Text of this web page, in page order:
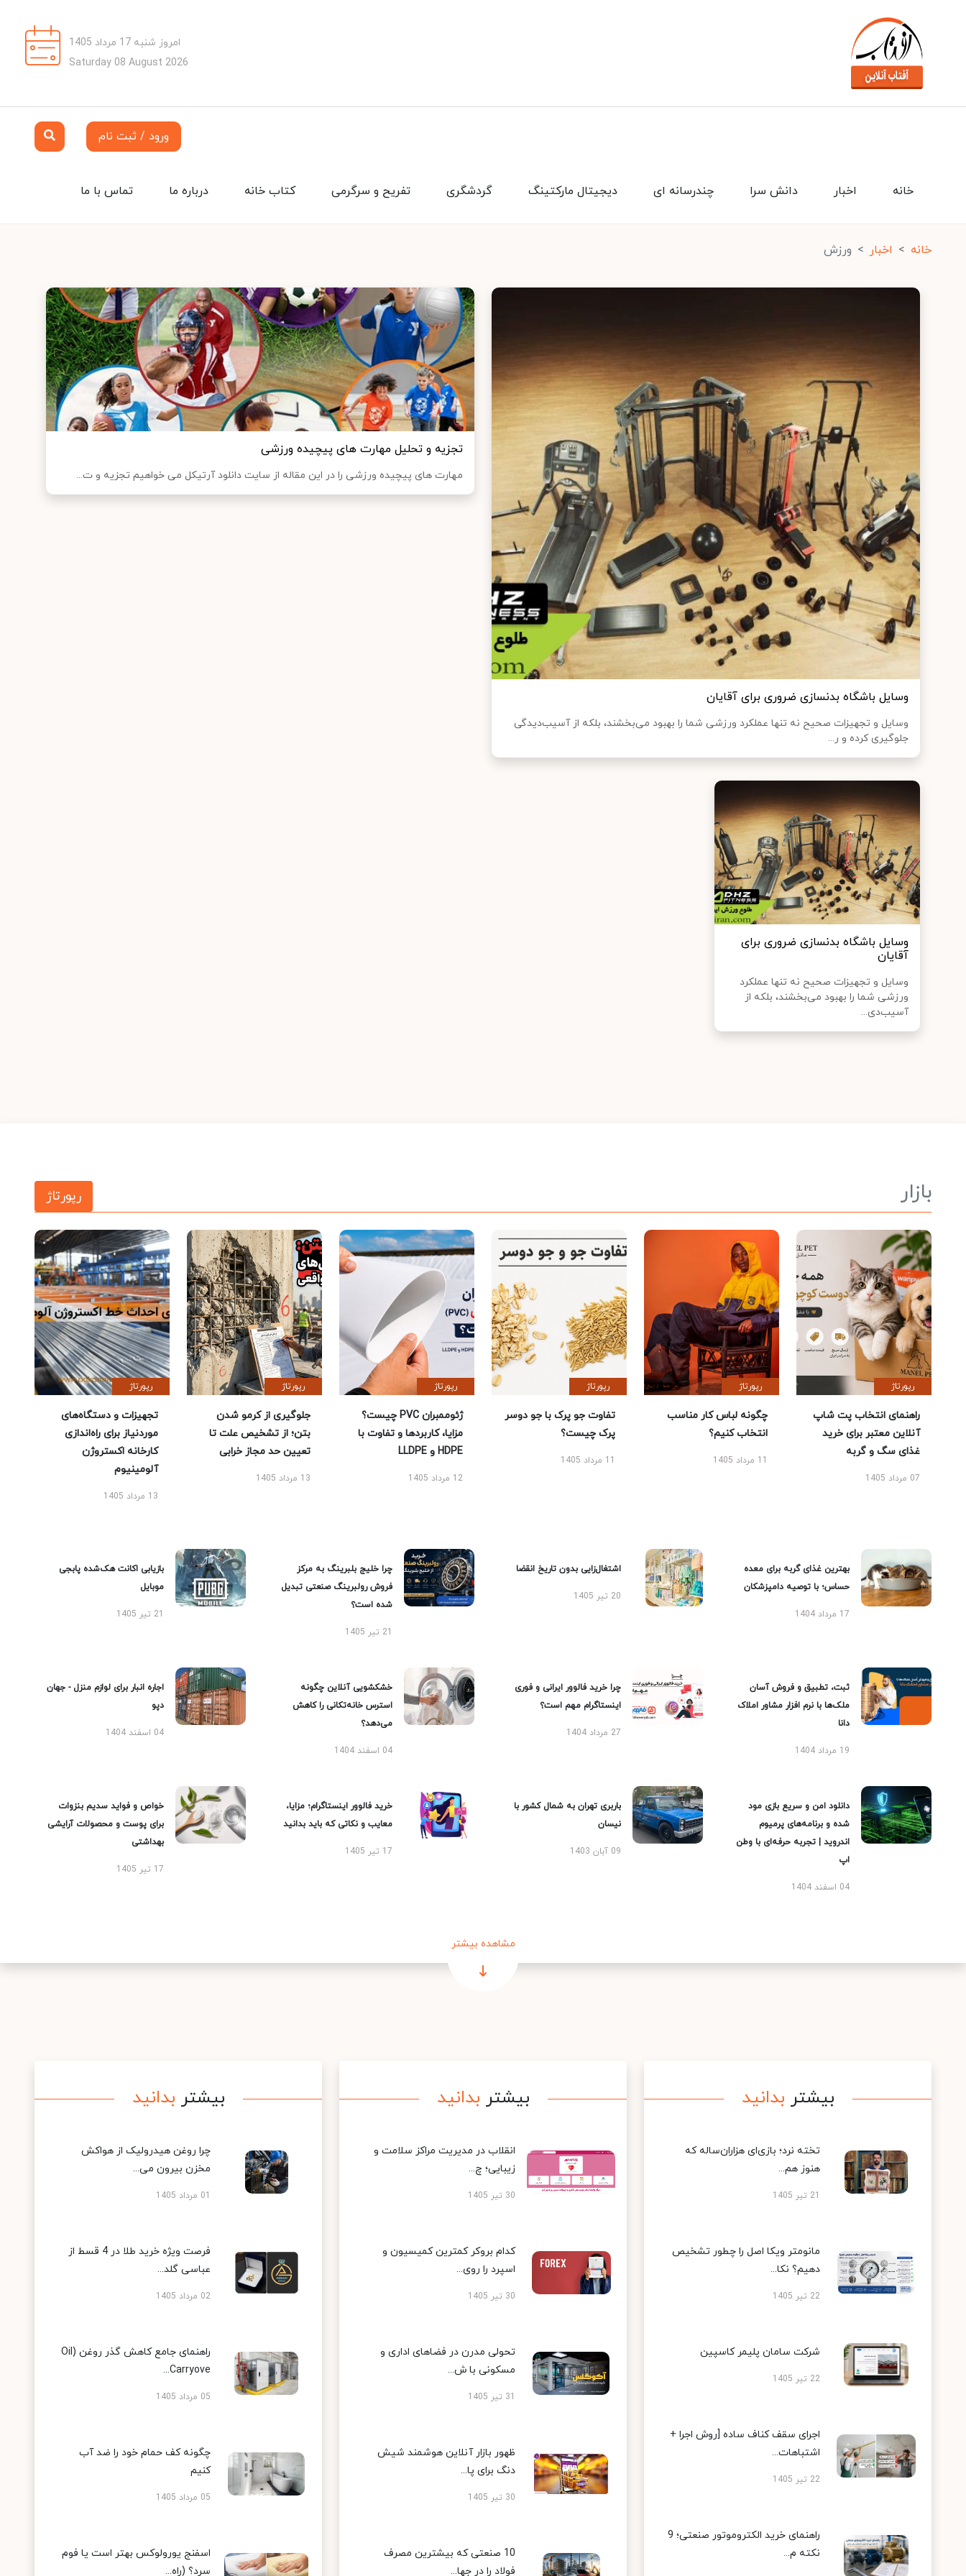
امروز شنبه 17 مرداد 1405
Saturday 08 August 2026
ورود / ثبت نام
تماس با ما درباره ما کتاب خانه تفریح و سرگرمی گردشگری دیجیتال مارکتینگ چندرسانه ای دانش سرا اخبار خانه
خانه اخبار ورزش
وسایل باشگاه بدنسازی ضروری برای آقایان
وسایل و تجهیزات صحیح نه تنها عملکرد ورزشی شما را بهبود می‌بخشند، بلکه از آسیب‌دیدگی
جلوگیری کرده و ر...
تجزیه و تحلیل مهارت های پیچیده ورزشی
مهارت های پیچیده ورزشی را در این مقاله از سایت دانلود آرتیکل می خواهیم تجزیه و ت...
وسایل باشگاه بدنسازی ضروری برای
آقایان
وسایل و تجهیزات صحیح نه تنها عملکرد
ورزشی شما را بهبود می‌بخشند، بلکه از
آسیب‌دی...
بازار رپورتاژ
رپورتاژ
راهنمای انتخاب پت شاپ
آنلاین معتبر برای خرید
غذای سگ و گربه
07 مرداد 1405
رپورتاژ
چگونه لباس کار مناسب
انتخاب کنیم؟
11 مرداد 1405
رپورتاژ
تفاوت جو پرک با جو دوسر
پرک چیست؟
11 مرداد 1405
رپورتاژ
ژئوممبران PVC چیست؟
مزایا، کاربردها و تفاوت با
HDPE و LLDPE
12 مرداد 1405
رپورتاژ
جلوگیری از کرمو شدن
بتن؛ از تشخیص علت تا
تعیین حد مجاز خرابی
13 مرداد 1405
رپورتاژ
تجهیزات و دستگاه‌های
موردنیاز برای راه‌اندازی
کارخانه اکستروژن
آلومینیوم
13 مرداد 1405
بهترین غذای گربه برای معده
حساس؛ با توصیه دامپزشکان
17 مرداد 1404
اشتغال‌زایی بدون تاریخ انقضا
20 تیر 1405
چرا خلیج بلبرینگ به مرکز
فروش رولبرینگ صنعتی تبدیل
شده است؟
21 تیر 1405
بازیابی اکانت هک‌شده پابجی
موبایل
21 تیر 1405
ثبت، تطبیق و فروش آسان
ملک‌ها با نرم افزار مشاور املاک
دانا
19 مرداد 1404
چرا خرید فالوور ایرانی و فوری
اینستاگرام مهم است؟
27 مرداد 1404
خشکشویی آنلاین چگونه
استرس خانه‌تکانی را کاهش
می‌دهد؟
04 اسفند 1404
اجاره انبار برای لوازم منزل - جهان
دپو
04 اسفند 1404
دانلود امن و سریع بازی مود
شده و برنامه‌های پرمیوم
اندروید | تجربه حرفه‌ای با وطن
اپ
04 اسفند 1404
باربری تهران به شمال کشور با
نیسان
09 آبان 1403
خرید فالوور اینستاگرام؛ مزایا،
معایب و نکاتی که باید بدانید
17 تیر 1405
خواص و فواید سدیم بنزوات
برای پوست و محصولات آرایشی
بهداشتی
17 تیر 1405
مشاهده بیشتر
بیشتر بدانید
تخته نرد؛ بازی‌ای هزاران‌ساله که
هنوز هم...
21 تیر 1405
مانومتر ویکا اصل را چطور تشخیص
دهیم؟ نکا...
22 تیر 1405
شرکت سامان پلیمر کاسپین
22 تیر 1405
اجرای سقف کناف ساده [روش اجرا +
اشتباهات...
22 تیر 1405
راهنمای خرید الکتروموتور صنعتی؛ 9
نکته م...
بیشتر بدانید
انقلاب در مدیریت مراکز سلامت و
زیبایی؛ چ...
30 تیر 1405
کدام بروکر کمترین کمیسیون و
اسپرد را روی...
30 تیر 1405
تحولی مدرن در فضاهای اداری و
مسکونی با ش...
31 تیر 1405
ظهور بازار آنلاین هوشمند شیش
دنگ برای پا...
30 تیر 1405
10 صنعتی که بیشترین مصرف
فولاد را در جها...
بیشتر بدانید
چرا روغن هیدرولیک از هواکش
مخزن بیرون می...
01 مرداد 1405
فرصت ویژه خرید طلا در 4 قسط از
عباسی گلد...
02 مرداد 1405
راهنمای جامع کاهش گذر روغن (Oil
Carryove...
05 مرداد 1405
چگونه کف حمام خود را ضد آب
کنیم
05 مرداد 1405
اسفنج یورولوکس بهتر است یا فوم
سرد؟ (راه...